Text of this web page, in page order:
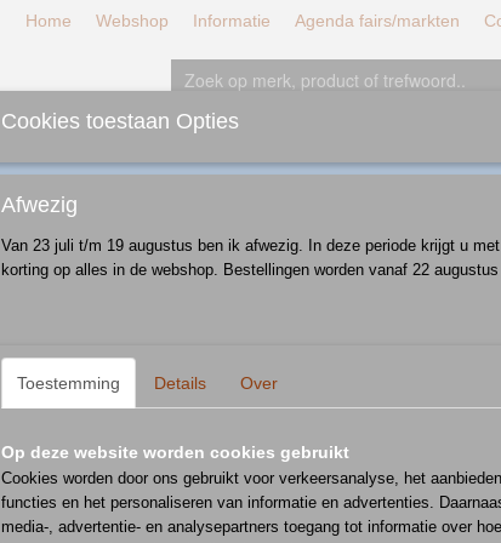
Home Webshop Informatie Agenda fairs/markten
Cookies toestaan Opties
Afwezig
Van 23 juli t/m 19 augustus ben ik afwezig. In deze periode krijgt u
korting op alles in de webshop. Bestellingen worden vanaf 22
Toestemming Details Over
Op deze website worden cookies gebruikt
Cookies worden door ons gebruikt voor verkeersanalyse, het
functies en het personaliseren van informatie en advertenties.
media-, advertentie- en analysepartners toegang tot informatie over